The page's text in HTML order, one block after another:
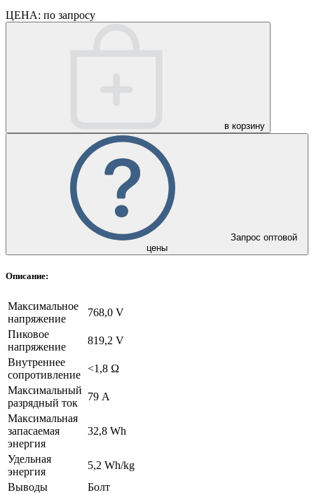
ЦЕНА: по запросу
в корзину
цены
Описание:
Максимальное
напряжение
768,0 V
Пиковое
напряжение
819,2 V
Внутреннее
сопротивление
<1,8 Ω
Максимальный
разрядный ток
79 А
Максимальная
запасаемая
энергия
32,8 Wh
Удельная
энергия
5,2 Wh/kg
Выводы
Болт